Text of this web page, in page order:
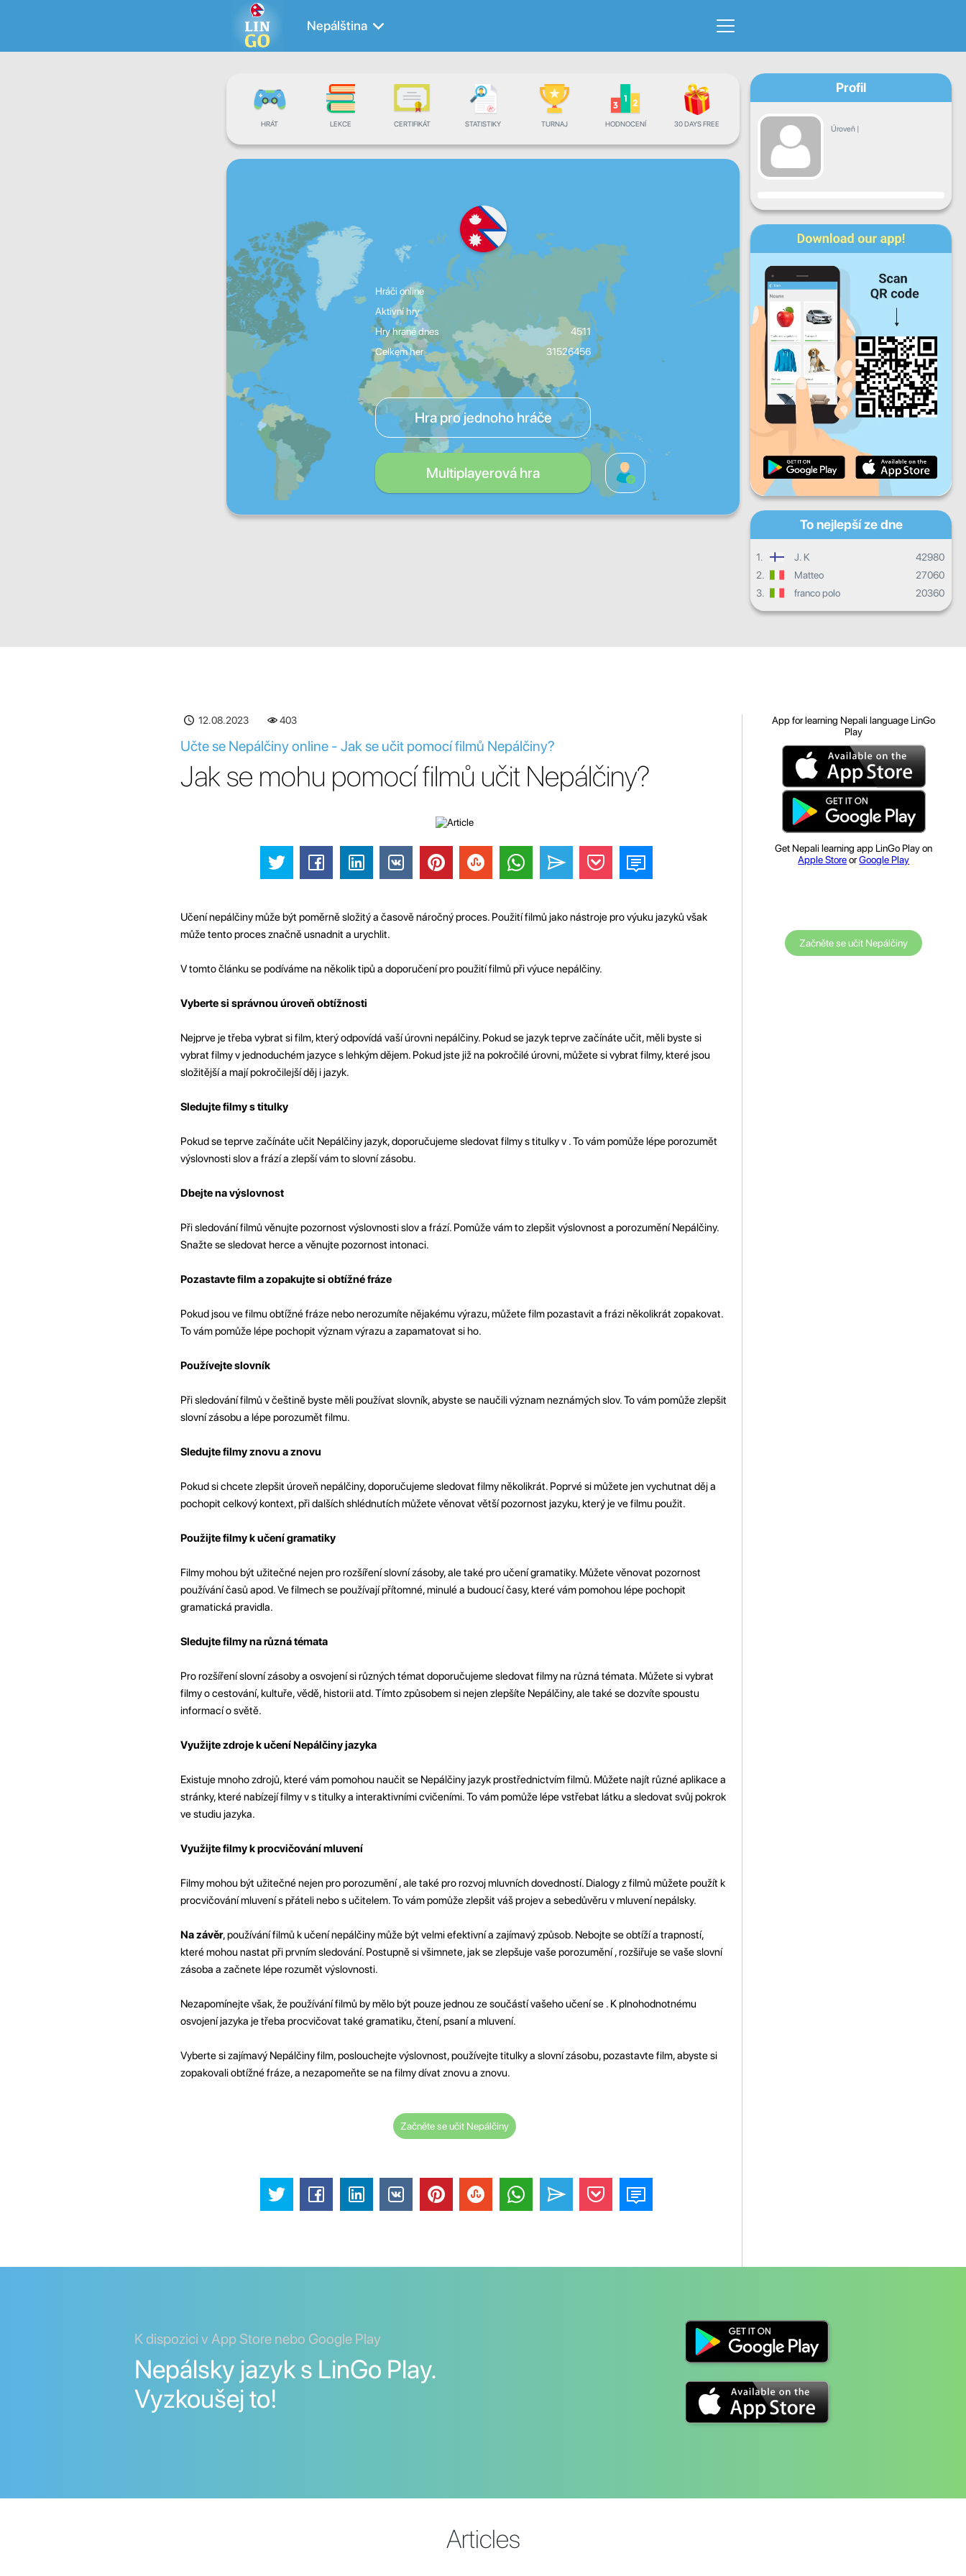
Nepálština
HRÁT LEKCE CERTIFIKÁT STATISTIKY TURNAJ HODNOCENÍ 30 DAYS FREE
Hráči online
Aktivní hry
Hry hrané dnes
4511
Celkem her
31526456
Hra pro jednoho hráče
Multiplayerová hra
Profil
Úroveň |
Pokrok
Po St Čt
So Ne
Denní pokrok
Měsíční pokrok
Celkový postup
To nejlepší ze dne
1. J. K
42980
2.
Matteo
27060
3.
franco polo 20360
12.08.2023 403
Učte se Nepálčiny online - Jak se učit pomocí filmů Nepálčiny?
Jak se mohu pomocí filmů učit Nepálčiny?
Učení nepálčiny může být poměrně složitý a časově náročný proces. Použití filmů jako nástroje pro výuku jazyků však
může tento proces značně usnadnit a urychlit.
V tomto článku se podíváme na několik tipů a doporučení pro použití filmů při výuce nepálčiny.
Vyberte si správnou úroveň obtížnosti
Nejprve je třeba vybrat si film, který odpovídá vaší úrovni nepálčiny. Pokud se jazyk teprve začínáte učit, měli byste si
vybrat filmy v jednoduchém jazyce s lehkým dějem. Pokud jste již na pokročilé úrovni, můžete si vybrat filmy, které jsou
složitější a mají pokročilejší děj i jazyk.
Sledujte filmy s titulky
Pokud se teprve začínáte učit Nepálčiny jazyk, doporučujeme sledovat filmy s titulky v . To vám pomůže lépe porozumět
výslovnosti slov a frází a zlepší vám to slovní zásobu.
Dbejte na výslovnost
Při sledování filmů věnujte pozornost výslovnosti slov a frází. Pomůže vám to zlepšit výslovnost a porozumění Nepálčiny.
Snažte se sledovat herce a věnujte pozornost intonaci.
Pozastavte film a zopakujte si obtížné fráze
Pokud jsou ve filmu obtížné fráze nebo nerozumíte nějakému výrazu, můžete film pozastavit a frázi několikrát zopakovat.
To vám pomůže lépe pochopit význam výrazu a zapamatovat si ho.
Používejte slovník
Při sledování filmů v češtině byste měli používat slovník, abyste se naučili význam neznámých slov. To vám pomůže zlepšit
slovní zásobu a lépe porozumět filmu.
Sledujte filmy znovu a znovu
Pokud si chcete zlepšit úroveň nepálčiny, doporučujeme sledovat filmy několikrát. Poprvé si můžete jen vychutnat děj a
pochopit celkový kontext, při dalších shlédnutích můžete věnovat větší pozornost jazyku, který je ve filmu použit.
Použijte filmy k učení gramatiky
Filmy mohou být užitečné nejen pro rozšíření slovní zásoby, ale také pro učení gramatiky. Můžete věnovat pozornost
používání časů apod. Ve filmech se používají přítomné, minulé a budoucí časy, které vám pomohou lépe pochopit
gramatická pravidla.
Sledujte filmy na různá témata
Pro rozšíření slovní zásoby a osvojení si různých témat doporučujeme sledovat filmy na různá témata. Můžete si vybrat
filmy o cestování, kultuře, vědě, historii atd. Tímto způsobem si nejen zlepšíte Nepálčiny, ale také se dozvíte spoustu
informací o světě.
Využijte zdroje k učení Nepálčiny jazyka
Existuje mnoho zdrojů, které vám pomohou naučit se Nepálčiny jazyk prostřednictvím filmů. Můžete najít různé aplikace a
stránky, které nabízejí filmy v s titulky a interaktivními cvičeními. To vám pomůže lépe vstřebat látku a sledovat svůj pokrok
ve studiu jazyka.
Využijte filmy k procvičování mluvení
Filmy mohou být užitečné nejen pro porozumění , ale také pro rozvoj mluvních dovedností. Dialogy z filmů můžete použít k
procvičování mluvení s přáteli nebo s učitelem. To vám pomůže zlepšit váš projev a sebedůvěru v mluvení nepálsky.
Na závěr, používání filmů k učení nepálčiny může být velmi efektivní a zajímavý způsob. Nebojte se obtíží a trapností,
které mohou nastat při prvním sledování. Postupně si všimnete, jak se zlepšuje vaše porozumění , rozšiřuje se vaše slovní
zásoba a začnete lépe rozumět výslovnosti.
Nezapomínejte však, že používání filmů by mělo být pouze jednou ze součástí vašeho učení se . K plnohodnotnému
osvojení jazyka je třeba procvičovat také gramatiku, čtení, psaní a mluvení.
Vyberte si zajímavý Nepálčiny film, poslouchejte výslovnost, používejte titulky a slovní zásobu, pozastavte film, abyste si
zopakovali obtížné fráze, a nezapomeňte se na filmy dívat znovu a znovu.
Začněte se učit Nepálčiny
App for learning Nepali language LinGo
Play
Get Nepali learning app LinGo Play on
Apple StoreorGoogle Play
Začněte se učit Nepálčiny
K dispozici v App Store nebo Google Play
Nepálsky jazyk s LinGo Play.
Vyzkoušej to!
Articles